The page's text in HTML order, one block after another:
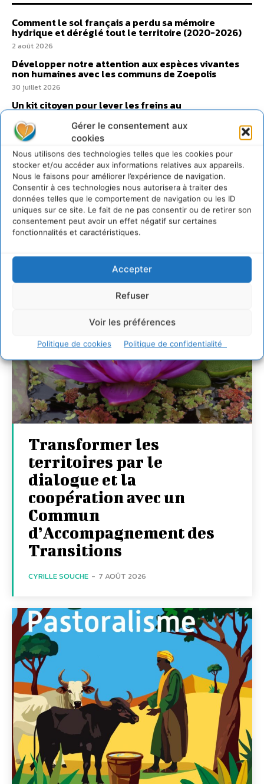
Gérer le consentement aux
cookies
Nous utilisons des technologies telles que les cookies pour
stocker et/ou accéder aux informations relatives aux appareils.
Nous le faisons pour améliorer l’expérience de navigation.
Consentir à ces technologies nous autorisera à traiter des
données telles que le comportement de navigation ou les ID
uniques sur ce site. Le fait de ne pas consentir ou de retirer son
consentement peut avoir un effet négatif sur certaines
fonctionnalités et caractéristiques.
Accepter
Refuser
Voir les préférences
Politique de cookies Politique de confidentialité
Comment le sol français a perdu sa mémoire
hydrique et déréglé tout le territoire (2020-2026)
2 août 2026
Développer notre attention aux espèces vivantes
non humaines avec les communs de Zoepolis
30 juillet 2026
Un kit citoyen pour lever les freins au
développement des forêts comestibles dans nos
villes
29 juillet 2026
L’éco-anxiété informe et l’éco-lucidité transforme
28 juillet 2026
7 indicateurs pour des villes résilientes et durables,
adaptées au changement climatique
27 juillet 2026
Transformer les
territoires par le
dialogue et la
coopération avec un
Commun
d’Accompagnement des
Transitions
CYRILLE SOUCHE - 7 AOÛT 2026